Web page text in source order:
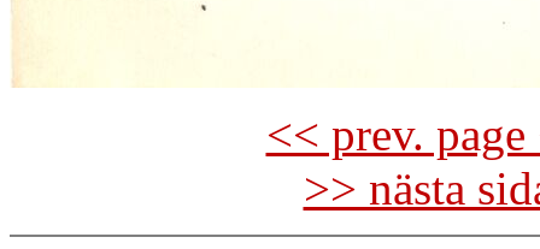
<< prev.
>> nästa